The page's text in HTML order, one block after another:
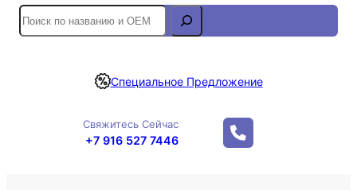
S
e
r
Специальное Предложение
Свяжитесь Сейчас
+7 916 527 7446